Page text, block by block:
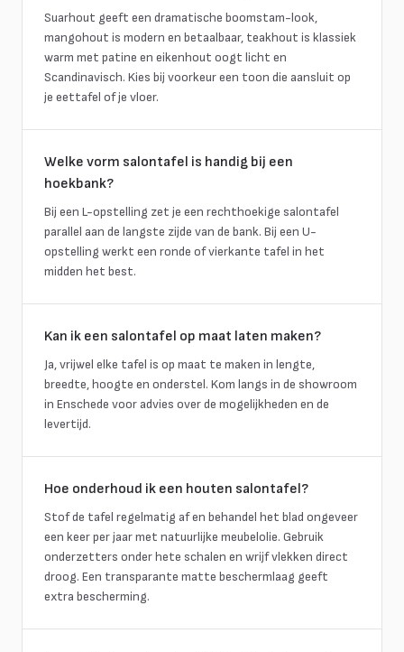
Suarhout geeft een dramatische boomstam-look,
mangohout is modern en betaalbaar, teakhout is klassiek
warm met patine en eikenhout oogt licht en
Scandinavisch. Kies bij voorkeur een toon die aansluit op
je eettafel of je vloer.
Welke vorm salontafel is handig bij een
hoekbank?
Bij een L-opstelling zet je een rechthoekige salontafel
parallel aan de langste zijde van de bank. Bij een U-
opstelling werkt een ronde of vierkante tafel in het
midden het best.
Kan ik een salontafel op maat laten maken?
Ja, vrijwel elke tafel is op maat te maken in lengte,
breedte, hoogte en onderstel. Kom langs in de showroom
in Enschede voor advies over de mogelijkheden en de
levertijd.
Hoe onderhoud ik een houten salontafel?
Stof de tafel regelmatig af en behandel het blad ongeveer
een keer per jaar met natuurlijke meubelolie. Gebruik
onderzetters onder hete schalen en wrijf vlekken direct
droog. Een transparante matte beschermlaag geeft
extra bescherming.